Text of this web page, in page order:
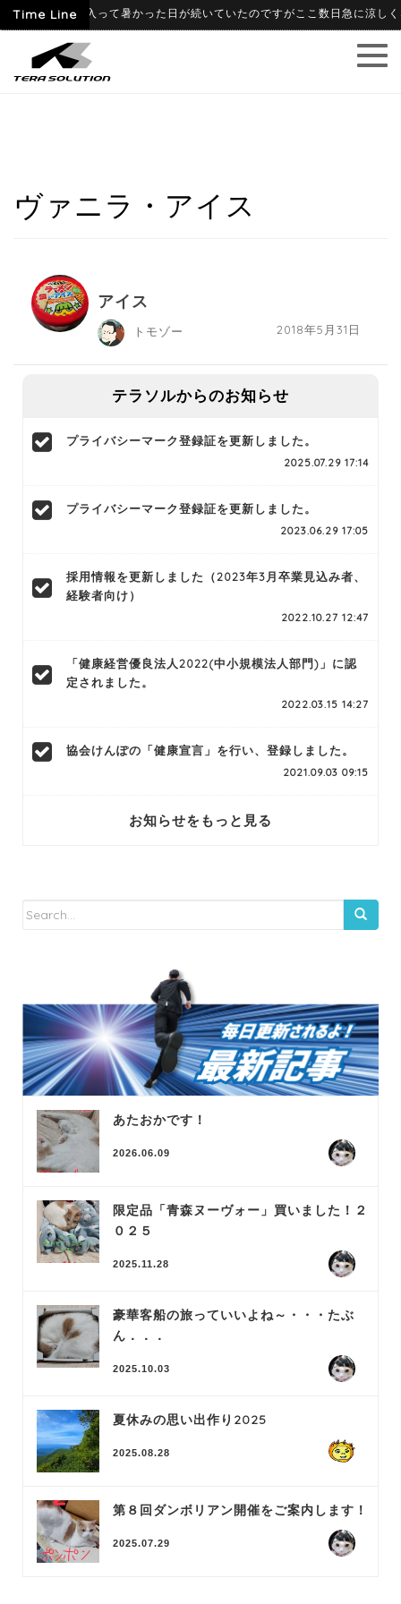
Time Line
06-09 6月に入って暑かった日が続いていたのですがここ数日急に涼し
ヴァニラ・アイス
アイス
2018年5月31日
トモゾー
テラソルからのお知らせ
プライバシーマーク登録証を更新しました。
2025.07.29 17:14
プライバシーマーク登録証を更新しました。
2023.06.29 17:05
採用情報を更新しました（2023年3月卒業見込み者、
経験者向け）
2022.10.27 12:47
「健康経営優良法人2022(中小規模法人部門)」に認
定されました。
2022.03.15 14:27
協会けんぽの「健康宣言」を行い、登録しました。
2021.09.03 09:15
お知らせをもっと見る
あたおかです！
2026.06.09
限定品「青森ヌーヴォー」買いました！２
０２５
2025.11.28
豪華客船の旅っていいよね～・・・たぶ
ん．．．
2025.10.03
夏休みの思い出作り2025
2025.08.28
第８回ダンボリアン開催をご案内します！
2025.07.29